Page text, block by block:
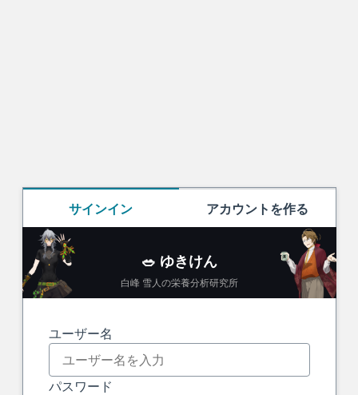
サインイン アカウントを作る
🥗 ゆきけん
白峰 雪人の栄養分析研究所
サインイン
ユーザー名
パスワード